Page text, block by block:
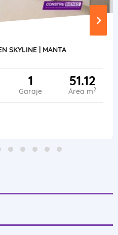
SKYLINE | MANTA
1
Garaje
51.12
Área m2